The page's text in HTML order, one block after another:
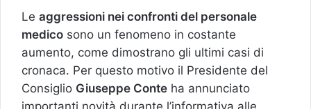
Le aggressioni nei confronti del personale
medico sono un fenomeno in costante
aumento, come dimostrano gli ultimi casi di
cronaca. Per questo motivo il Presidente del
Consiglio Giuseppe Conte ha annunciato
importanti novità durante l’informativa alle